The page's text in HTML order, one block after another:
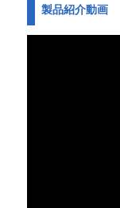
製品紹介動画